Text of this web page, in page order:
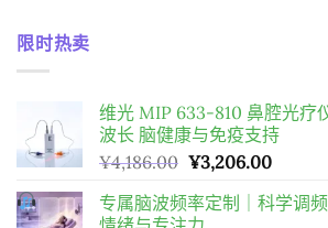
限时热卖
维光 MIP 633-810 鼻腔光疗
波长 脑健康与免疫支持
¥4,186.00 原
價
¥3,206.00目
價
专属脑波频率定制｜科学调频